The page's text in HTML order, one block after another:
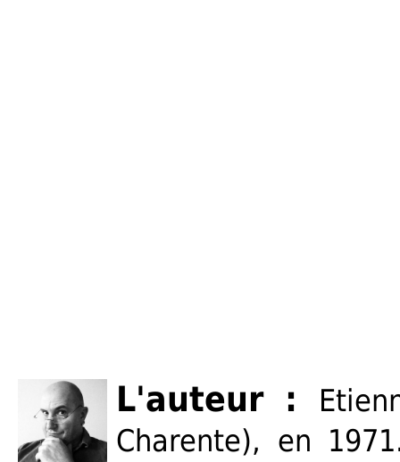
L'auteur :
Charente), en